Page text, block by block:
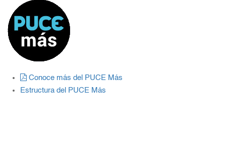
Conoce más del PUCE Más
Estructura del PUCE Más